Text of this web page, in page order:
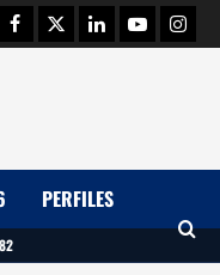
Facebook
TwitterLinkedinYoutube
PERFILES